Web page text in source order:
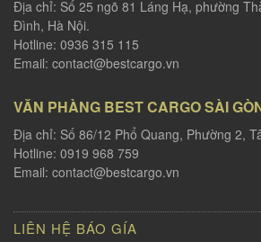
Địa chỉ: Số 25 ngõ 81 Láng Hạ, phường
Đình, Hà Nội.
Hotline: 0936 315 115
Email: contact@bestcargo.vn
VĂN PHÀNG BEST CARGO SÀI
Địa chỉ: Số 86/12 Phổ Quang, Phường 2,
Hotline: 0919 968 759
Email: contact@bestcargo.vn
LIÊN HỆ BÁO GÍA